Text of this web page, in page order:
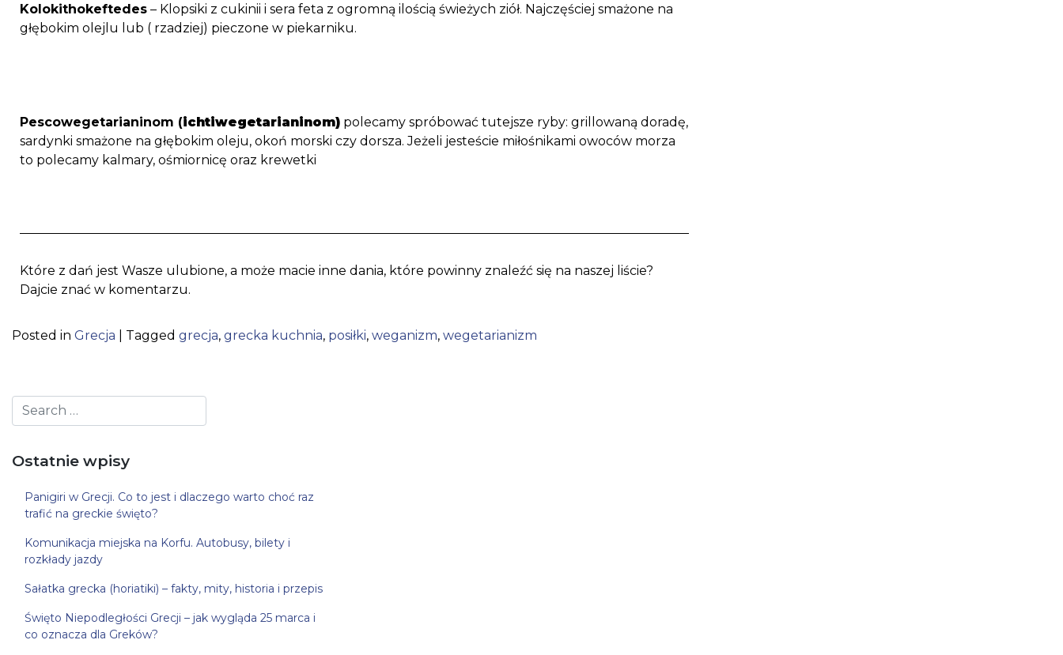
Kolokithokeftedes – Klopsiki z cukinii i sera feta z ogromną ilością świeżych ziół. Najczęściej smażone na
głębokim olejlu lub ( rzadziej) pieczone w piekarniku.
Pescowegetarianinom (ichtiwegetarianinom) polecamy spróbować tutejsze ryby: grillowaną doradę,
sardynki smażone na głębokim oleju, okoń morski czy dorsza. Jeżeli jesteście miłośnikami owoców morza
to polecamy kalmary, ośmiornicę oraz krewetki
Które z dań jest Wasze ulubione, a może macie inne dania, które powinny znaleźć się na naszej liście?
Dajcie znać w komentarzu.
Posted in Grecja Tagged grecja, grecka kuchnia, posiłki, weganizm, wegetarianizm
Ostatnie wpisy
Panigiri w Grecji. Co to jest i dlaczego warto choć raz
trafić na greckie święto?
Komunikacja miejska na Korfu. Autobusy, bilety i
rozkłady jazdy
Sałatka grecka (horiatiki) – fakty, mity, historia i przepis
Święto Niepodległości Grecji – jak wygląda 25 marca i
co oznacza dla Greków?